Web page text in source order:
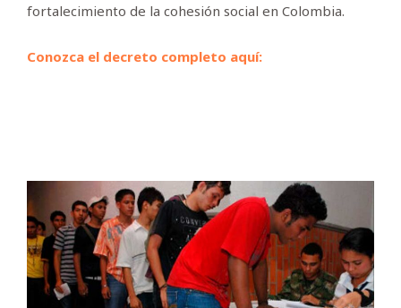
fortalecimiento de la cohesión social en Colombia.
Conozca el decreto completo aquí: